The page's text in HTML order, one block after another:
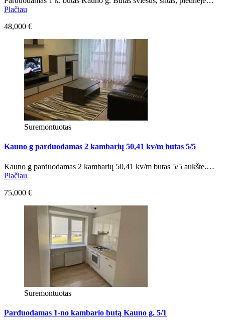
Plačiau
48,000 €
Suremontuotas
Kauno g parduodamas 2 kambarių 50,41 kv/m butas 5/5
Kauno g parduodamas 2 kambarių 50,41 kv/m butas 5/5 aukšte.…
Plačiau
75,000 €
Suremontuotas
Parduodamas 1-no kambario butą Kauno g. 5/1